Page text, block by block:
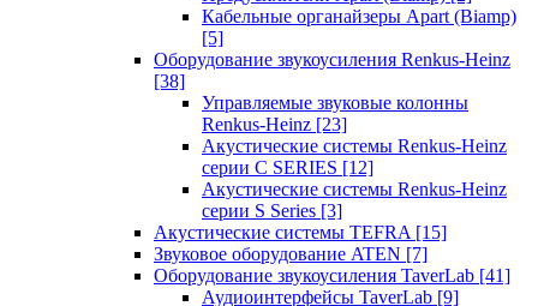
Кабельные органайзеры Apart (Biamp)
[5]
Оборудование звукоусиления Renkus-Heinz
[38]
Управляемые звуковые колонны
Renkus-Heinz [23]
Акустические системы Renkus-Heinz
серии C SERIES [12]
Акустические системы Renkus-Heinz
серии S Series [3]
Акустические системы TEFRA [15]
Звуковое оборудование ATEN [7]
Оборудование звукоусиления TaverLab [41]
Аудиоинтерфейсы TaverLab [9]